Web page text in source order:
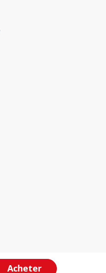
Acheter
sont réservés